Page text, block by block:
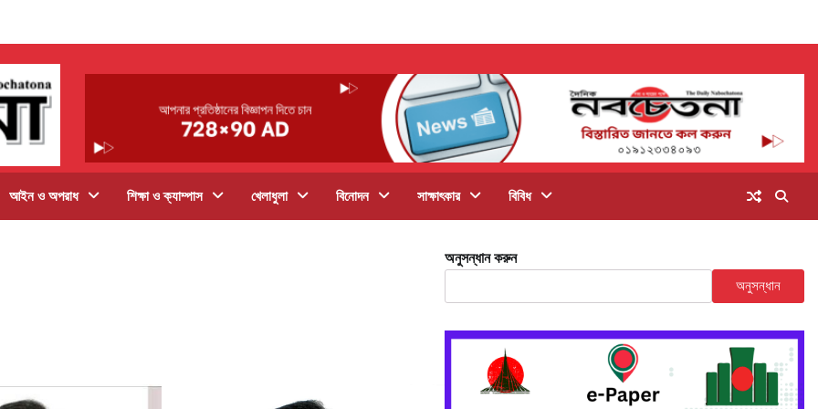
আইন ও অপরাধ শিক্ষা ও ক্যাম্পাস খেলাধুলা বিনোদন সাক্ষাৎকার বিবিধ
অনুসন্ধান করুন
অনুসন্ধান